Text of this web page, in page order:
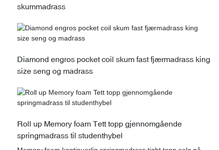
skummadrass
Diamond engros pocket coil skum fast fjærmadrass king
size seng og madrass
Roll up Memory foam Tett topp gjennomgående
springmadrass til studenthybel